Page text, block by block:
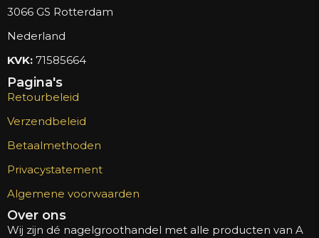
3066 GS Rotterdam
Nederland
KVK: 71585664
Pagina's
Retourbeleid
Verzendbeleid
Betaalmethoden
Privacystatement
Algemene voorwaarden
Over ons
Wij zijn dé nagelgroothandel met alle producten van A